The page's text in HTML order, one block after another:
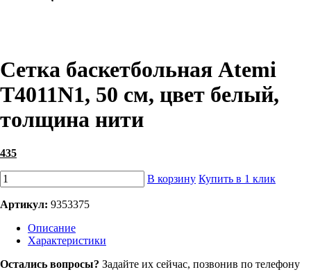
Сетка баскетбольная Atemi
T4011N1, 50 см, цвет белый,
толщина нити
435
В корзину Купить в 1 клик
Артикул: 9353375
Описание
Характеристики
Остались вопросы? Задайте их сейчас, позвонив по телефону